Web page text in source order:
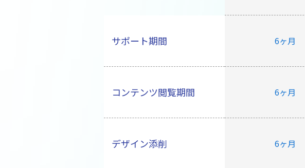
サポート期間
コンテンツ閲覧期間
デザイン添削
6ヶ月
6ヶ月
6ヶ月